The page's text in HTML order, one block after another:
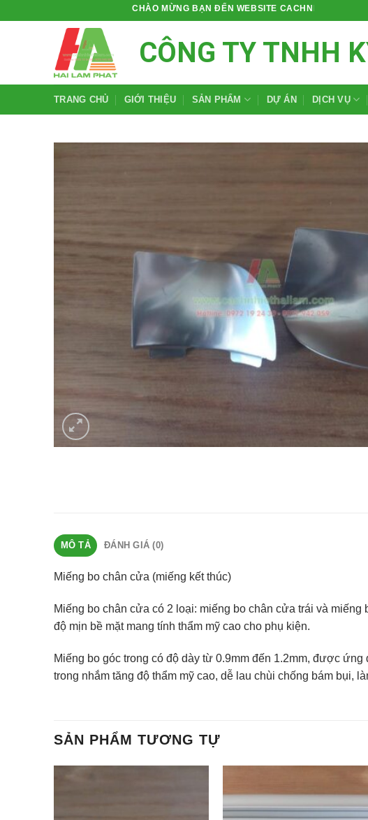
CHÀO MỪNG BẠN ĐẾN WEBSITE CACHNHIETHAILAM.COM
CÔNG TY TNHH
TRANG CHỦ GIỚI THIỆU SẢN PHẨM DỰ ÁN DỊCH VỤ
MÔ TẢ ĐÁNH GIÁ (0)
Miếng bo chân cửa (miếng kết thúc)
Miếng bo chân cửa có 2 loại: miếng bo chân cửa trái và
độ mịn bề mặt mang tính thẩm mỹ cao cho phụ kiện.
Miếng bo góc trong có độ dày từ 0.9mm đến 1.2mm, được
trong nhắm tăng độ thẩm mỹ cao, dễ lau chùi chống bám bụi,
SẢN PHẨM TƯƠNG TỰ
wishlist